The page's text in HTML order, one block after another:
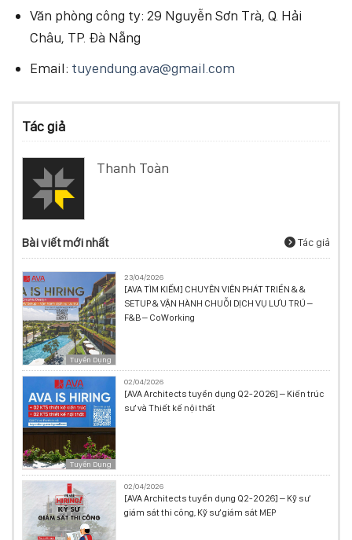
Văn phòng công ty: 29 Nguyễn Sơn Trà, Q. Hải
Châu, TP. Đà Nẵng
Email: tuyendung.ava@gmail.com
Tác giả
Thanh Toàn
Bài viết mới nhất Tác giả
Tuyển Dụng
23/04/2026
[AVA TÌM KIẾM] CHUYÊN VIÊN PHÁT TRIỂN & &
SETUP & VẬN HÀNH CHUỖI DỊCH VỤ LƯU TRÚ –
F&B – CoWorking
Tuyển Dụng
02/04/2026
[AVA Architects tuyển dụng Q2-2026] – Kiến trúc
sư và Thiết kế nội thất
02/04/2026
[AVA Architects tuyển dụng Q2-2026] – Kỹ sư
giám sát thi công, Kỹ sư giám sát MEP